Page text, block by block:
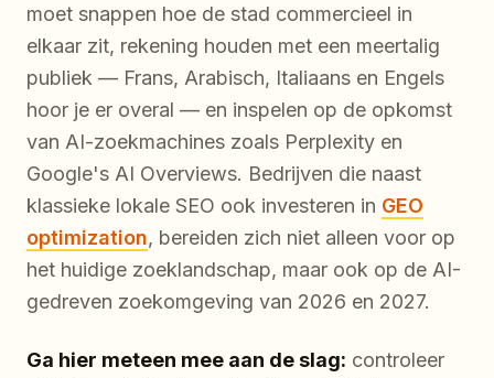
moet snappen hoe de stad commercieel in
elkaar zit, rekening houden met een meertalig
publiek — Frans, Arabisch, Italiaans en Engels
hoor je er overal — en inspelen op de opkomst
van AI-zoekmachines zoals Perplexity en
Google's AI Overviews. Bedrijven die naast
klassieke lokale SEO ook investeren in GEO
optimization, bereiden zich niet alleen voor op
het huidige zoeklandschap, maar ook op de AI-
gedreven zoekomgeving van 2026 en 2027.
Ga hier meteen mee aan de slag: controleer